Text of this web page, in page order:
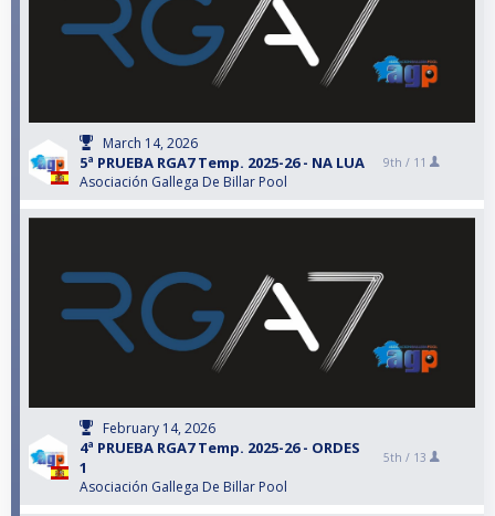
March 14, 2026
5ª PRUEBA RGA7 Temp. 2025-26 - NA LUA
Asociación Gallega De Billar Pool
9th / 11
February 14, 2026
4ª PRUEBA RGA7 Temp. 2025-26 - ORDES
1
Asociación Gallega De Billar Pool
5th / 13